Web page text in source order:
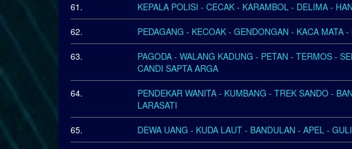
61. KEPALA POLISI - CECAK - KARAMBOL - DELIMA -
62. PEDAGANG - KECOAK - GENDONGAN - KACA MATA
63.
PAGODA - WALANG KADUNG - PETAN - TERMOS -
CANDI SAPTA ARGA
64.
PENDEKAR WANITA - KUMBANG - TREK SANDO -
LARASATI
65. DEWA UANG - KUDA LAUT - BANDULAN - APEL -